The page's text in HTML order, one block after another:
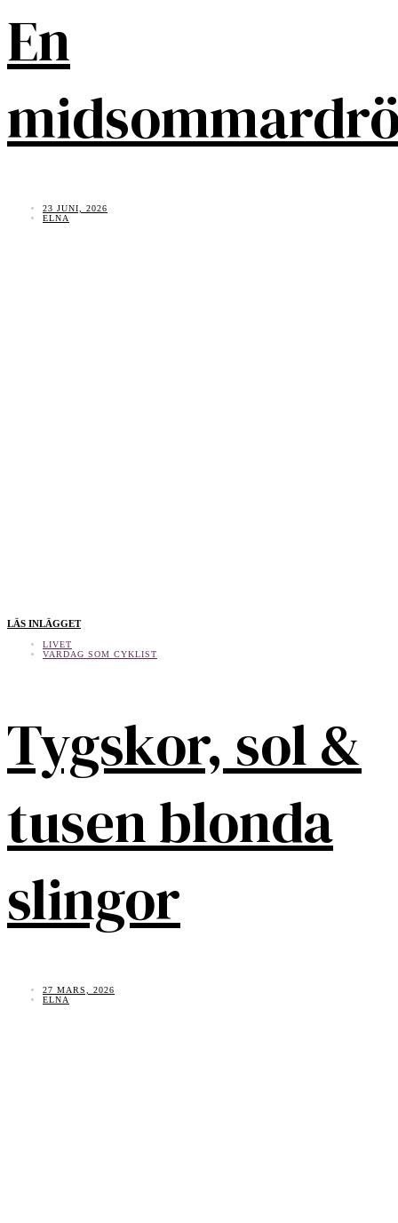
En
23 JUNI, 2026
ELNA
LÄS INLÄGGET
LIVET
VARDAG SOM CYKLIST
Tygskor, sol &
tusen blonda
slingor
27 MARS, 2026
ELNA